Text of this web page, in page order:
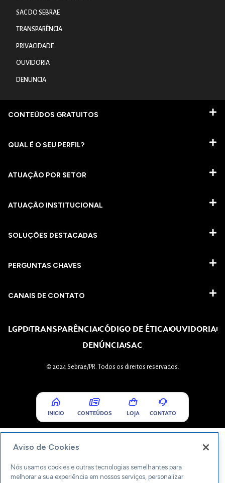
SAC DO SEBRAE
TRANSPARÊNCIA
PRIVACIDADE
OUVIDORIA
DENUNCIA
CONTEÚDOS GRATUITOS
QUAL É O SEU PERFIL?
ATUAÇÃO POR SETOR
ATUAÇÃO INSTITUCIONAL
SOLUÇÕES DESTACADAS
PERGUNTAS CHAVES​
CANAIS DE CONTATO
LGPDTRANSPARÊNCIACÓDIGO DE ÉTICAOUVIDORIA
DENÚNCIASAC
© 2024 Sebrae/PR. Todos os direitos reservados.
INICIO CONTEÚDOS LOJA CONTATO
Aviso de Cookies
Nós usamos cookies e outras tecnologias semelhantes para
melhorar a sua experiência em nossos serviços, personalizar